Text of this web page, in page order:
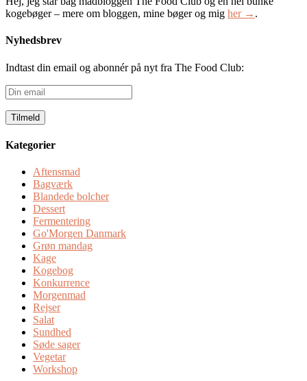
kogebøger – mere om bloggen, mine bøger og mig her → .
Nyhedsbrev
Indtast din email og abonnér på nyt fra The Food Club:
Din
email
Kategorier
Aftensmad
Bagværk
Blandede bolcher
Dessert
Fermentering
Go'Morgen Danmark
Grøn mandag
Kage
Kogebog
Konkurrence
Morgenmad
Rejser
Salat
Sundhed
Søde sager
Vegetar
Workshop